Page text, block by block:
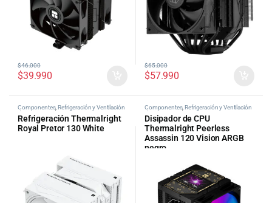
$39.990
$46.000
$57.990
$65.000
Componentes,Refrigeración y Ventilación
de PC
Refrigeración Thermalright
Royal Pretor 130 White
Componentes,Refrigeración y Ventilación
de PC
Disipador de CPU
Thermalright Peerless
Assassin 120 Vision ARGB
negro